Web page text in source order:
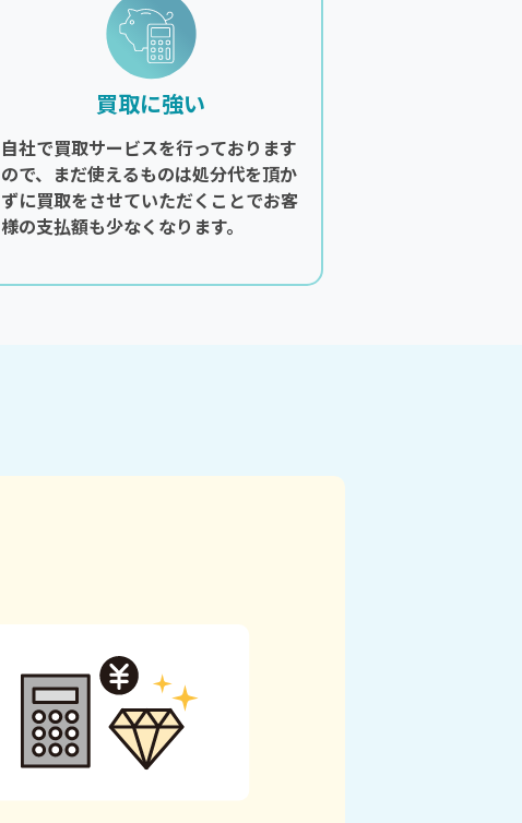
買取に強い
自社で買取サービスを行っております
ので、まだ使えるものは処分代を頂か
ずに買取をさせていただくことでお客
様の支払額も少なくなります。